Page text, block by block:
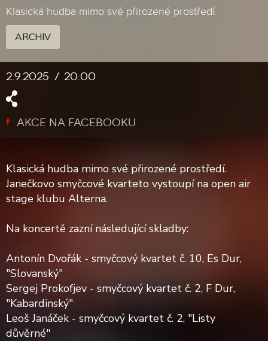
Klasická hudba mimo své přirozené prostředí.
ARCHIV
2.9.2025 20:00
AKCE NA FACEBOOKU
Klasická hudba mimo své přirozené prostředí.
Janečkovo smyčcové kvarteto vystoupí na open air
stage klubu Alterna.
Na koncertě zazní následující skladby:
Antonín Dvořák - smyčcový kvartet č. 10, Es Dur,
"Slovanský"
Sergej Prokofjev - smyčcový kvartet č. 2, F Dur,
"Kabardinský"
Leoš Janáček - smyčcový kvartet č. 2, "Listy
důvěrné"